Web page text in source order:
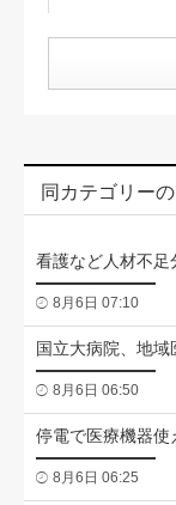
同カテゴリー
看護など人材不足
8月6日 07:10
国立大病院、地
8月6日 06:50
停電で医療機器
8月6日 06:25